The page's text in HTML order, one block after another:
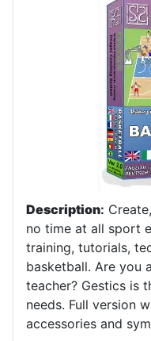
Description:
no time at all sport
training, tutorials,
basketball. Are you
teacher? Gestics is
needs. Full version
accessories and